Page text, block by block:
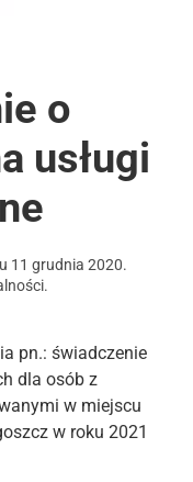
o
usługi
11 grudnia 2020.
.
pn.: świadczenie
dla osób z
w miejscu
w roku 2021